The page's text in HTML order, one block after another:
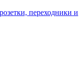
переходники и